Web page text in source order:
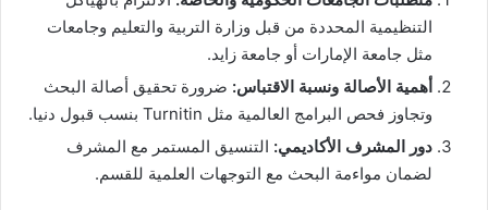
التنظيمية المحددة من قبل وزارة التربية والتعليم وجامعات
مثل جامعة الإمارات أو جامعة زايد.
أهمية الأصالة ونسبة الاقتباس: ضرورة تحقيق أصالة البحث
وتجاوز فحص البرامج العالمية مثل Turnitin بنسب قبول دنيا.
دور المشرف الأكاديمي: التنسيق المستمر مع المشرف
لضمان مواءمة البحث مع التوجهات العلمية للقسم.